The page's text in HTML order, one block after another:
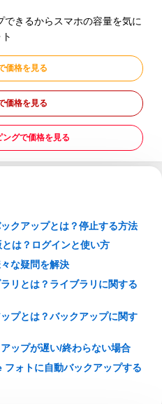
きるからスマホの容量を気に
価格を見る
価格を見る
グで価格を見る
クアップとは？停止する方法
は？ログインと使い方
な疑問を解決
リとは？ライブラリに関する
プとは？バックアップに関す
ップが遅い/終わらない場合
ォトに自動バックアップする